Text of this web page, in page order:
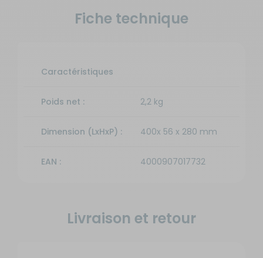
Fiche technique
Caractéristiques
Poids net : 2,2 kg
Dimension (LxHxP) : 400x 56 x 280 mm
EAN : 4000907017732
Livraison et retour